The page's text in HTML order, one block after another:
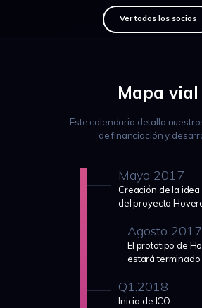
Ver todos los socios
Mapa vial
Este calendario detalla
de financiación y
Mayo 2017
Creación de la idea
del proyecto
Agosto 2017
El prototipo de
estará terminado
Q1.2018
Inicio de ICO